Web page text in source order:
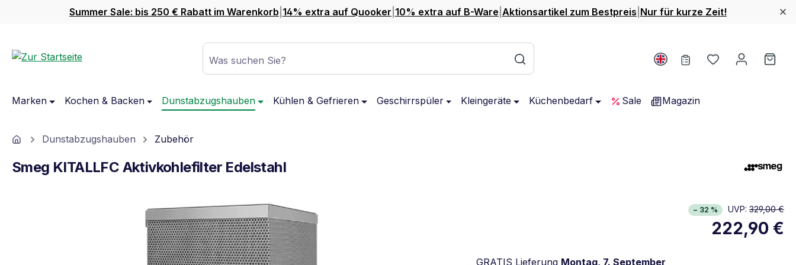
Hauptinhalt springen
Zur Suche springen
Zur Hauptnavigation springen
Summer Sale: bis 250 € Rabatt im Warenkorb 14% extra auf Quooker 10% extra auf B-Ware Aktionsartikel zum Bestpreis Nur für kurze Zeit!
Was suchen Sie? Du hast 0
Marken Kochen & Backen Dunstabzugshauben Kühlen & Gefrieren Geschirrspüler Kleingeräte Küchenbedarf Sale Magazin
HomeDunstabzugshauben Zubehör
Smeg KITALLFC Aktivkohlefilter Edelstahl
− 32 % UVP: 329,00 €
222,90 €
GRATIS Lieferung Montag, 7. September